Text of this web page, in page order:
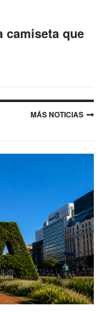
camiseta que
MÁS NOTICIAS